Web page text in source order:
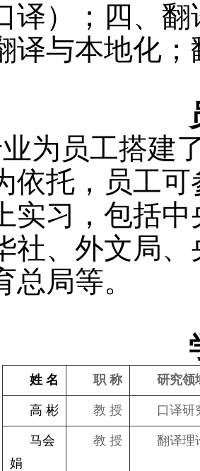
译）；四、
译与本地化
为员工搭建
依托，员工
实习，包括
社、外文局
总局等。
姓 名 职 称 研究领
高 彬 教 授 口译研
马会
娟
教 授 翻译理